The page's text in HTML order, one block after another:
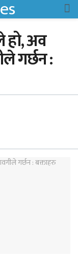
हो, अव
गर्छन :